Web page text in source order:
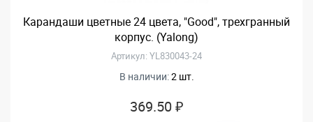
Карандаши цветные 24 цвета, "Good", трехгранный
корпус. (Yalong)
Артикул: YL830043-24
В наличии:2 шт.
369.50 ₽